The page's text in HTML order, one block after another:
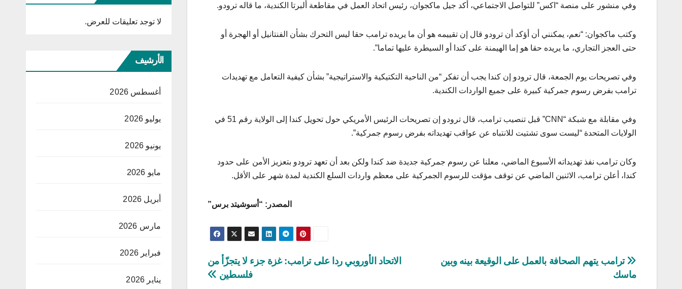
وفي منشور على منصة “اكس” للتواصل الاجتماعي، أكد جيل ماكجوان، رئيس اتحاد العمل في مقاطعة ألبرتا الكندية، ما قاله ترودو.
وكتب ماكجوان: “نعم، يمكنني أن أؤكد أن ترودو قال إن تقييمه هو أن ما يريده ترامب حقا ليس التحرك بشأن الفنتانيل أو الهجرة أو
حتى العجز التجاري، ما يريده حقا هو إما الهيمنة على كندا أو السيطرة عليها تماما”.
وفي تصريحات يوم الجمعة، قال ترودو إن كندا يجب أن تفكر “من الناحية التكتيكية والاستراتيجية” بشأن كيفية التعامل مع تهديدات
ترامب بفرض رسوم جمركية كبيرة على جميع الواردات الكندية.
وفي مقابلة مع شبكة “CNN” قبل تنصيب ترامب، قال ترودو إن تصريحات الرئيس الأمريكي حول تحويل كندا إلى الولاية رقم 51 في
الولايات المتحدة “ليست سوى تشتيت للانتباه عن عواقب تهديداته بفرض رسوم جمركية”.
وكان ترامب نفذ تهديداته الأسبوع الماضي، معلنا عن رسوم جمركية جديدة ضد كندا ولكن بعد أن تعهد ترودو بتعزيز الأمن على حدود
كندا، أعلن ترامب، الاثنين الماضي عن توقف مؤقت للرسوم الجمركية على معظم واردات السلع الكندية لمدة شهر على الأقل.
المصدر: “أسوشيتد برس”
تصفّح
الاتحاد الأوروبي ردا على ترامب: غزة جزء لا يتجزّأ من
فلسطين
ترامب يتهم الصحافة بالعمل على الوقيعة بينه وبين
ماسك
لا توجد تعليقات للعرض.
الأرشيف
أغسطس 2026
يوليو 2026
يونيو 2026
مايو 2026
أبريل 2026
مارس 2026
فبراير 2026
يناير 2026